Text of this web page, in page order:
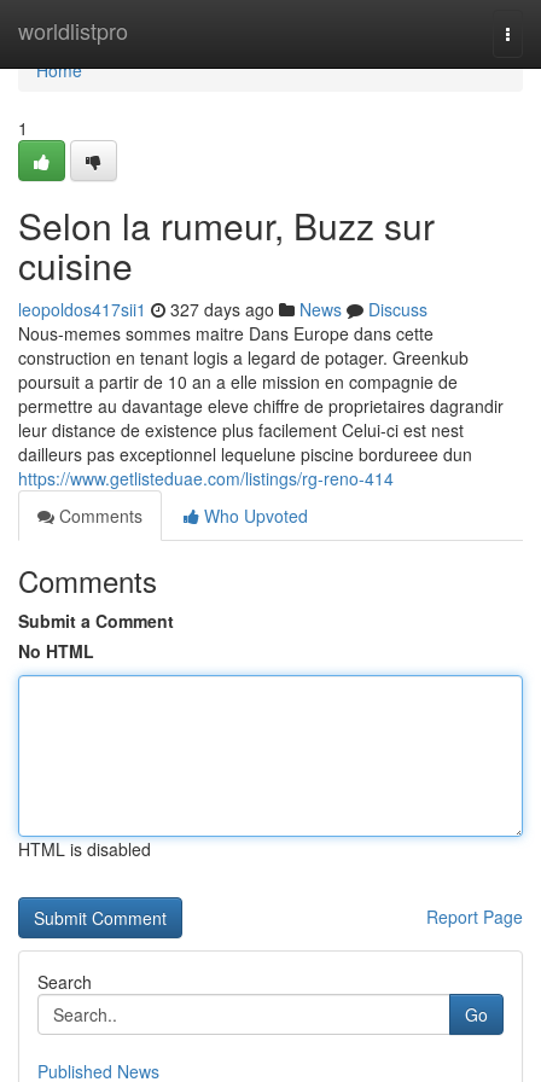
worldlistpro
Home
Home
1
Selon la rumeur, Buzz sur
cuisine
leopoldos417sii1 327 days ago News
Discuss
Nous-memes sommes maitre Dans Europe dans cette
construction en tenant logis a legard de potager. Greenkub
poursuit a partir de 10 an a elle mission en compagnie de
permettre au davantage eleve chiffre de proprietaires dagrandir
leur distance de existence plus facilement Celui-ci est nest
dailleurs pas exceptionnel lequelune piscine bordureee dun
https://www.getlisteduae.com/listings/rg-reno-414
Comments
Who Upvoted
Comments
Submit a Comment
No HTML
HTML is disabled
Report Page
Search
Go
Published News